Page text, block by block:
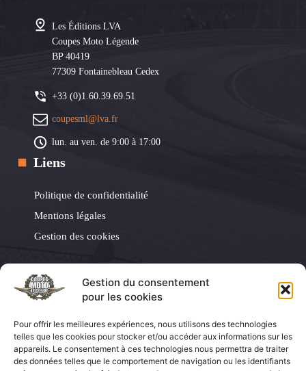
Gestion du consentement
pour les cookies
Pour offrir les meilleures expériences, nous utilisons des technologies
telles que les cookies pour stocker et/ou accéder aux informations sur les
appareils. Le consentement à ces technologies nous permettra de traiter
des données telles que le comportement de navigation ou les identifiants
Les Éditions LVA
Coupes Moto Légende
BP 40419
77309 Fontainebleau Cedex
+33 (0)1.60.39.69.51
coupesml@lva.fr
lun. au ven. de 9:00 à 17:00
Liens
Politique de confidentialité
Mentions légales
Gestion des cookies
Les Éditions LVA
Coupes Auto Légende
La Vie de la Moto